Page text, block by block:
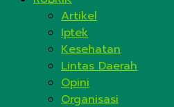
Artikel
Iptek
Kesehatan
Lintas Daerah
Opini
Organisasi